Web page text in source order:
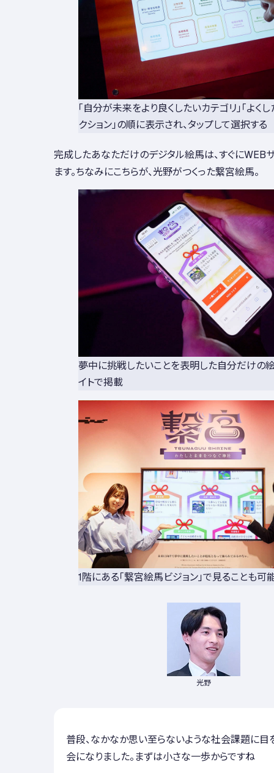
「自分が未来をより良くしたいカテゴリ」「よくし
クション」の順に表示され、タップして選択する
完成したあなただけのデジタル絵馬は、すぐにWEB
ます。ちなみにこちらが、光野がつくった繋宮絵馬。
夢中に挑戦したいことを表明した自分だけの
イトで掲載
1階にある「繋宮絵馬ビジョン」で見ることも可
光野
普段、なかなか思い至らないような社会課題に目
会になりました。まずは小さな一歩からですね